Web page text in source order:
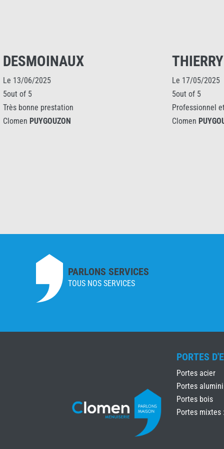
THIERRY VIGUIER
Le 17/05/2025
5out of 5
Professionnel et à l'écoute
ClomenPUYGOUZON
YVES
Le 12/09/2025
5out of 5
Rien à
entreprise
PARLONS SERVICES
TOUS NOS SERVICES
PORTES
Portes acier
Portes
Portes bois
Portes